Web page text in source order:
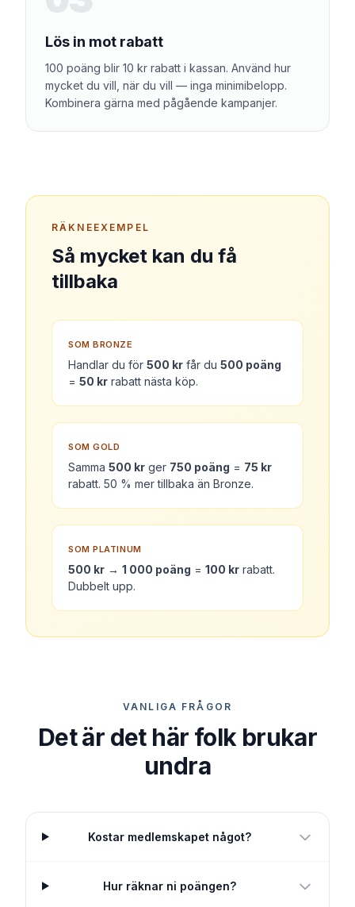
Lös in mot rabatt
100 poäng blir 10 kr rabatt i kassan. Använd hur
mycket du vill, när du vill — inga minimibelopp.
Kombinera gärna med pågående kampanjer.
RÄKNEEXEMPEL
Så mycket kan du få
tillbaka
SOM BRONZE
Handlar du för 500 kr får du 500 poäng
= 50 kr rabatt nästa köp.
SOM GOLD
Samma 500 kr ger 750 poäng = 75 kr
rabatt. 50 % mer tillbaka än Bronze.
SOM PLATINUM
500 kr → 1 000 poäng = 100 kr rabatt.
Dubbelt upp.
VANLIGA FRÅGOR
Det är det här folk brukar
undra
Kostar medlemskapet något?
Hur räknar ni poängen?